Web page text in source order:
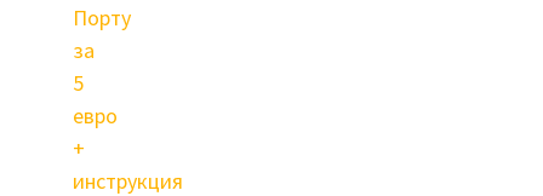
Порту
за
5
евро
+
инструкция